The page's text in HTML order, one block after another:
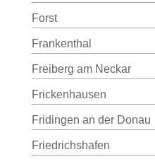
Forst
Frankenthal
Freiberg am Neckar
Frickenhausen
Fridingen an der Donau
Friedrichshafen